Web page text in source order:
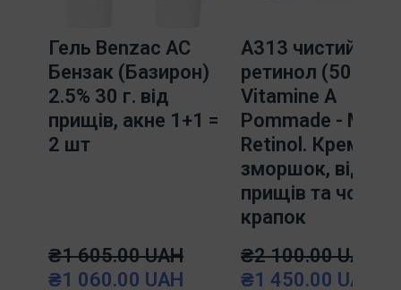
Гель Benzac AC
Бензак (Базирон)
2.5% 30 г. від
прищів, акне 1+1 =
2 шт
₴1 605.00 UAH
₴1 060.00 UAH
A313 чистий
ретинол (50g)
Vitamine A
Pommade - Met
Retinol. Крем
зморшок, від
прищів та чорних
крапок
₴2 100.00 UAH
₴1 450.00 UAH